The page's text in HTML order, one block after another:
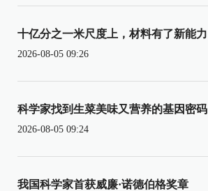
十亿分之一米尺度上，材料有了新能力
2026-08-05 09:26
科学家找到生菜美味又营养的基因密码
2026-08-05 09:24
我国科学家首获威廉·诺德伯格奖章